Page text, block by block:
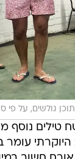
תוכן גולשים, על פי סעיף
טילים נוסף
היוקרתי